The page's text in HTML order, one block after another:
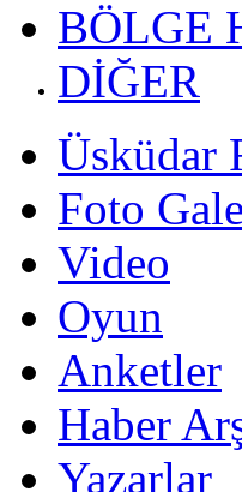
BÖLGE
DİĞER
Üsküdar
Foto
Video
Oyun
Anketler
Haber
Yazarlar